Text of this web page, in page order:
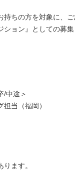
ちの方を対象に、
ョン』としての募集
/中途＞
担当（福岡）
ます。